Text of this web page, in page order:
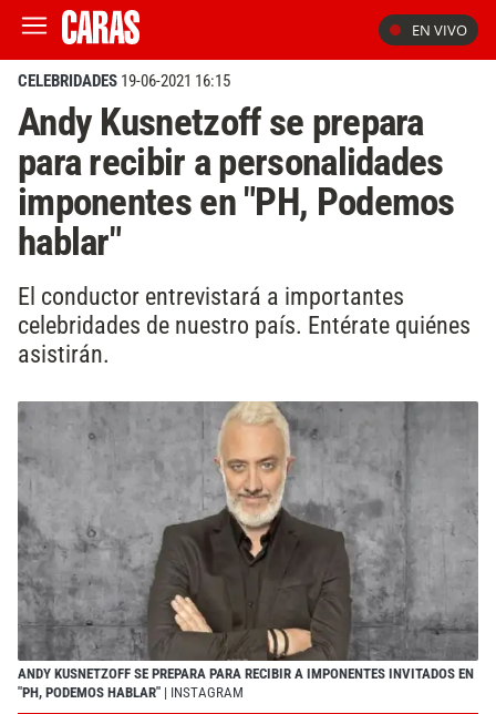
EN VIVO
CELEBRIDADES 19-06-2021 16:15
Andy Kusnetzoff se prepara
para recibir a personalidades
imponentes en "PH, Podemos
hablar"
El conductor entrevistará a importantes
celebridades de nuestro país. Entérate quiénes
asistirán.
ANDY KUSNETZOFF SE PREPARA PARA RECIBIR A IMPONENTES INVITADOS EN
"PH, PODEMOS HABLAR" | INSTAGRAM